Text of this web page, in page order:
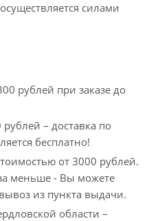
силами
рублей при заказе до
– доставка по
бесплатно!
от 3000 рублей.
меньше - Вы можете
из пункта выдачи.
области –